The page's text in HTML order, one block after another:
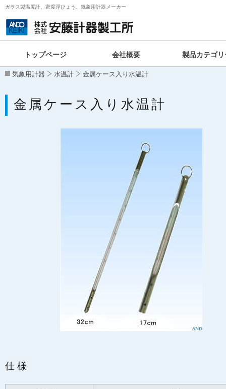
ガラス製温度計、密度浮ひょう、気象用計器メーカー
トップページ 会社概要 製品カテゴリ
気象用計器 水温計 金属ケース入り水温計
金属ケース入り水温計
仕様